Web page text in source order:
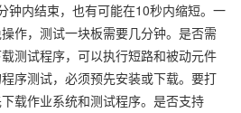
钟内结束，也有可能在10秒内缩短。一
作，测试一块板需要几分钟。是否需
测试程序，可以执行短路和被动元件
序测试，必须预先安装或下载。要打
载作业系统和测试程序。是否支持